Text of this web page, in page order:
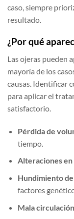
caso, siempre
resultado.
¿Por qué
Las ojeras pueden
mayoría de los
causas. Identificar
para aplicar el
satisfactorio.
Pérdida de
tiempo.
Alteraciones
Hundimiento
factores
Mala circulación